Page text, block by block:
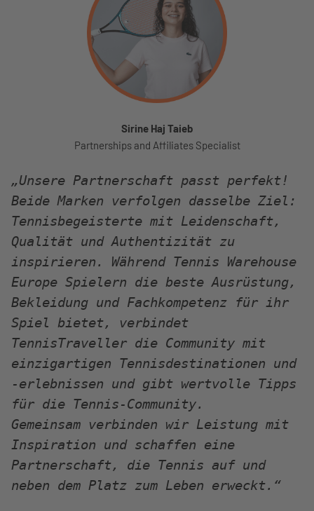
Sirine Haj Taieb
Partnerships and Affiliates Specialist
„Unsere Partnerschaft passt perfekt!
Beide Marken verfolgen dasselbe Ziel:
Tennisbegeisterte mit Leidenschaft,
Qualität und Authentizität zu
inspirieren. Während Tennis Warehouse
Europe Spielern die beste Ausrüstung,
Bekleidung und Fachkompetenz für ihr
Spiel bietet, verbindet
TennisTraveller die Community mit
einzigartigen Tennisdestinationen und
-erlebnissen und gibt wertvolle Tipps
für die Tennis-Community.
Gemeinsam verbinden wir Leistung mit
Inspiration und schaffen eine
Partnerschaft, die Tennis auf und
neben dem Platz zum Leben erweckt.“